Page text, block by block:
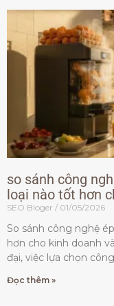
so sánh công
loại nào tốt hơn
SEO Bloger 01/05/2026
So sánh công nghệ
hơn cho kinh doanh
đại, việc lựa chọn công
Đọc thêm »